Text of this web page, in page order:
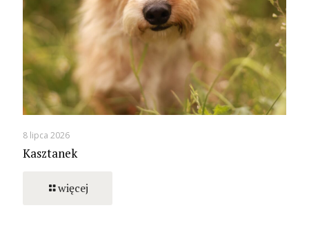
8 lipca 2026
Kasztanek
więcej